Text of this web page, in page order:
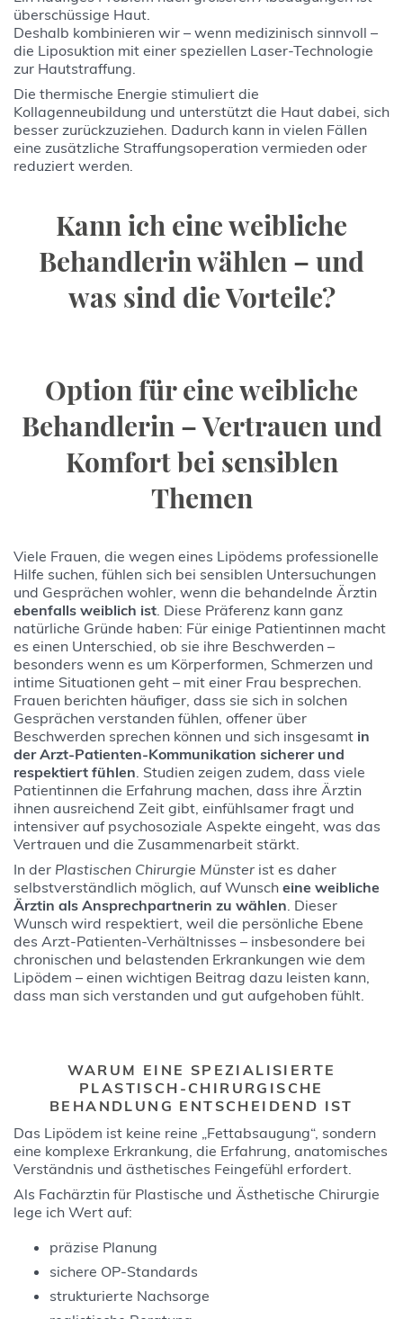
überschüssige Haut.
Deshalb kombinieren wir – wenn medizinisch sinnvoll –
die Liposuktion mit einer speziellen Laser-Technologie
zur Hautstraffung.
Die thermische Energie stimuliert die
Kollagenneubildung und unterstützt die Haut dabei, sich
besser zurückzuziehen. Dadurch kann in vielen Fällen
eine zusätzliche Straffungsoperation vermieden oder
reduziert werden.
Kann ich eine weibliche
Behandlerin wählen – und
was sind die Vorteile?
Option für eine weibliche
Behandlerin – Vertrauen und
Komfort bei sensiblen
Themen
Viele Frauen, die wegen eines Lipödems professionelle
Hilfe suchen, fühlen sich bei sensiblen Untersuchungen
und Gesprächen wohler, wenn die behandelnde Ärztin
ebenfalls weiblich ist. Diese Präferenz kann ganz
natürliche Gründe haben: Für einige Patientinnen macht
es einen Unterschied, ob sie ihre Beschwerden –
besonders wenn es um Körperformen, Schmerzen und
intime Situationen geht – mit einer Frau besprechen.
Frauen berichten häufiger, dass sie sich in solchen
Gesprächen verstanden fühlen, offener über
Beschwerden sprechen können und sich insgesamt in
der Arzt‑Patienten‑Kommunikation sicherer und
respektiert fühlen. Studien zeigen zudem, dass viele
Patientinnen die Erfahrung machen, dass ihre Ärztin
ihnen ausreichend Zeit gibt, einfühlsamer fragt und
intensiver auf psychosoziale Aspekte eingeht, was das
Vertrauen und die Zusammenarbeit stärkt.
In der Plastischen Chirurgie Münster ist es daher
selbstverständlich möglich, auf Wunsch eine weibliche
Ärztin als Ansprechpartnerin zu wählen. Dieser
Wunsch wird respektiert, weil die persönliche Ebene
des Arzt‑Patienten‑Verhältnisses – insbesondere bei
chronischen und belastenden Erkrankungen wie dem
Lipödem – einen wichtigen Beitrag dazu leisten kann,
dass man sich verstanden und gut aufgehoben fühlt.
WARUM EINE SPEZIALISIERTE
PLASTISCH-CHIRURGISCHE
BEHANDLUNG ENTSCHEIDEND IST
Das Lipödem ist keine reine „Fettabsaugung“, sondern
eine komplexe Erkrankung, die Erfahrung, anatomisches
Verständnis und ästhetisches Feingefühl erfordert.
Als Fachärztin für Plastische und Ästhetische Chirurgie
lege ich Wert auf:
präzise Planung
sichere OP-Standards
strukturierte Nachsorge